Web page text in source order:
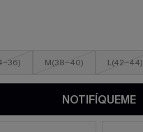
36) M(38-40) L(42-44)
NOTIFÍQUEME